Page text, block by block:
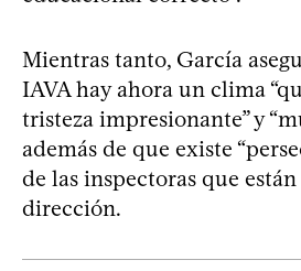
Mientras tanto, García
IAVA hay ahora un clima
tristeza impresionante” y
además de que existe
de las inspectoras que
dirección.